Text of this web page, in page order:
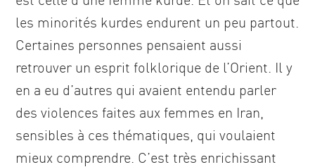
les minorités kurdes endurent un peu partout.
Certaines personnes pensaient aussi
retrouver un esprit folklorique de l’Orient. Il y
en a eu d’autres qui avaient entendu parler
des violences faites aux femmes en Iran,
sensibles à ces thématiques, qui voulaient
mieux comprendre. C’est très enrichissant